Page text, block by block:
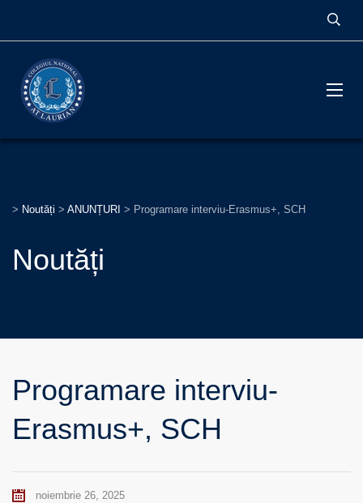
> Noutăți > ANUNȚURI > Programare interviu-Erasmus+, SCH
Noutăți
Programare interviu-
Erasmus+, SCH
noiembrie 26, 2025